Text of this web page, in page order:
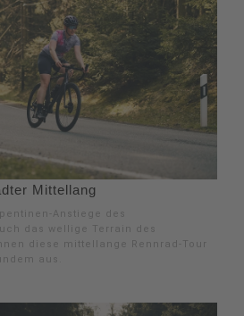
Mittellang
Anstiege des
das wellige Terrain des
diese mittellange Rennrad-Tour
aus.